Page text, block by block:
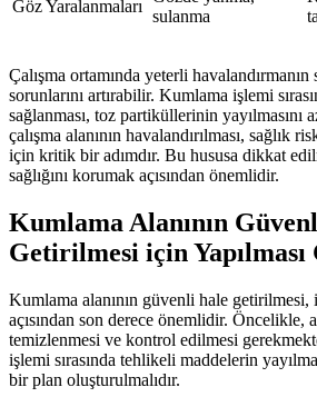
Göz Yaralanmaları
sulanma
Çalışma ortamında yeterli havalandırmanın
sorunlarını artırabilir. Kumlama işlemi
sağlanması, toz partiküllerinin yayılmasını
çalışma alanının havalandırılması, sağlık
için kritik bir adımdır. Bu hususa dikkat
sağlığını korumak açısından önemlidir.
Kumlama Alanının
Getirilmesi için
Kumlama alanının güvenli hale getirilmesi,
açısından son derece önemlidir. Öncelikle,
temizlenmesi ve kontrol edilmesi
işlemi sırasında tehlikeli maddelerin
bir plan oluşturulmalıdır.